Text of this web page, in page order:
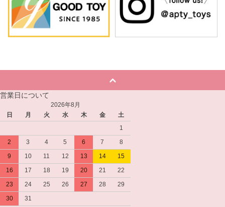
営業日について
2026年8月
日
月 火 水 木 金
土
1
2
3 4 5 6 7
8
9
10 11 12 13 14
15
16
17 18 19 20 21
22
23
24 25 26 27 28
29
30
31